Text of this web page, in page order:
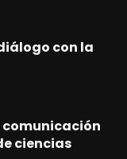
con la
comunicación
ciencias